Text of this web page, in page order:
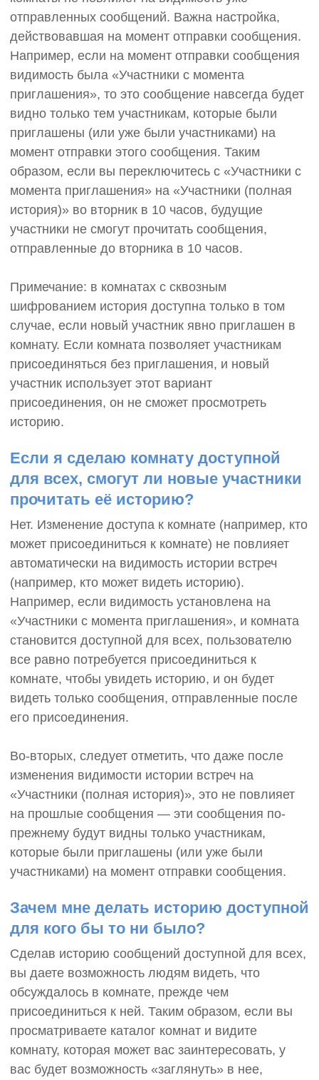
отправленных сообщений. Важна настройка,
действовавшая на момент отправки сообщения.
Например, если на момент отправки сообщения
видимость была «Участники с момента
приглашения», то это сообщение навсегда будет
видно только тем участникам, которые были
приглашены (или уже были участниками) на
момент отправки этого сообщения. Таким
образом, если вы переключитесь с «Участники с
момента приглашения» на «Участники (полная
история)» во вторник в 10 часов, будущие
участники не смогут прочитать сообщения,
отправленные до вторника в 10 часов.
Примечание: в комнатах с сквозным
шифрованием история доступна только в том
случае, если новый участник явно приглашен в
комнату. Если комната позволяет участникам
присоединяться без приглашения, и новый
участник использует этот вариант
присоединения, он не сможет просмотреть
историю.
Если я сделаю комнату доступной
для всех, смогут ли новые участники
прочитать её историю?
Нет. Изменение доступа к комнате (например, кто
может присоединиться к комнате) не повлияет
автоматически на видимость истории встреч
(например, кто может видеть историю).
Например, если видимость установлена ​​на
«Участники с момента приглашения», и комната
становится доступной для всех, пользователю
все равно потребуется присоединиться к
комнате, чтобы увидеть историю, и он будет
видеть только сообщения, отправленные после
его присоединения.
Во-вторых, следует отметить, что даже после
изменения видимости истории встреч на
«Участники (полная история)», это не повлияет
на прошлые сообщения — эти сообщения по-
прежнему будут видны только участникам,
которые были приглашены (или уже были
участниками) на момент отправки сообщения.
Зачем мне делать историю доступной
для кого бы то ни было?
Сделав историю сообщений доступной для всех,
вы даете возможность людям видеть, что
обсуждалось в комнате, прежде чем
присоединиться к ней. Таким образом, если вы
просматриваете каталог комнат и видите
комнату, которая может вас заинтересовать, у
вас будет возможность «заглянуть» в нее,